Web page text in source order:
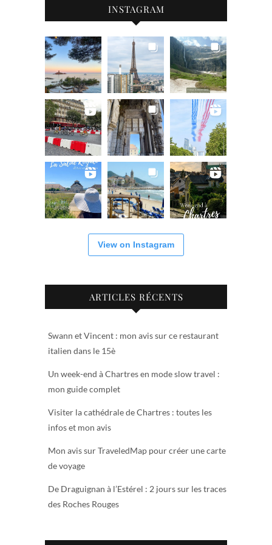
INSTAGRAM
View on Instagram
ARTICLES RÉCENTS
Swann et Vincent : mon avis sur ce restaurant
italien dans le 15è
Un week-end à Chartres en mode slow travel :
mon guide complet
Visiter la cathédrale de Chartres : toutes les
infos et mon avis
Mon avis sur TraveledMap pour créer une carte
de voyage
De Draguignan à l’Estérel : 2 jours sur les traces
des Roches Rouges